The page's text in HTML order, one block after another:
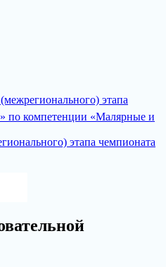
этапа
по компетенции «Малярные и
этапа чемпионата